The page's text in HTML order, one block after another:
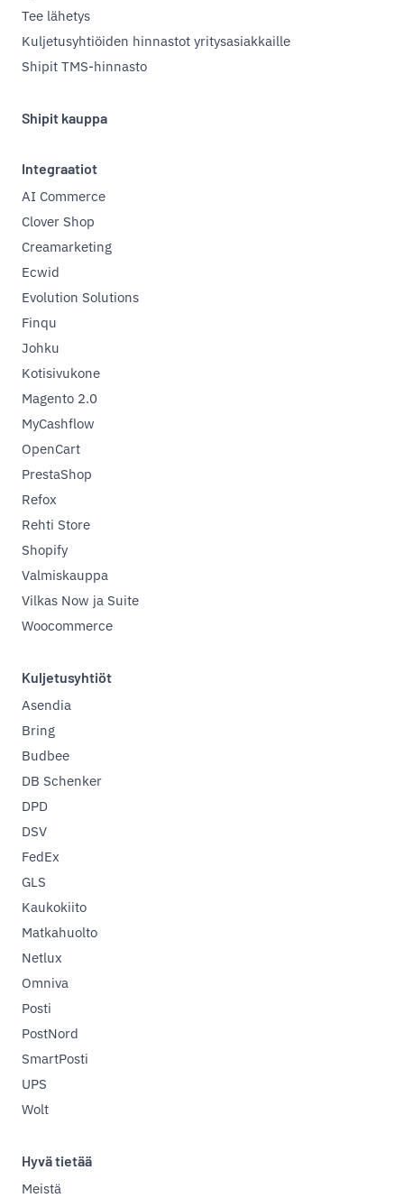
Tee lähetys
Kuljetusyhtiöiden hinnastot yritysasiakkaille
Shipit TMS-hinnasto
Shipit kauppa
Integraatiot
AI Commerce
Clover Shop
Creamarketing
Ecwid
Evolution Solutions
Finqu
Johku
Kotisivukone
Magento 2.0
MyCashflow
OpenCart
PrestaShop
Refox
Rehti Store
Shopify
Valmiskauppa
Vilkas Now ja Suite
Woocommerce
Kuljetusyhtiöt
Asendia
Bring
Budbee
DB Schenker
DPD
DSV
FedEx
GLS
Kaukokiito
Matkahuolto
Netlux
Omniva
Posti
PostNord
SmartPosti
UPS
Wolt
Hyvä tietää
Meistä